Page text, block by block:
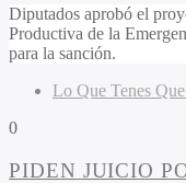
Diputados aprobó el
Productiva de la
para la sanción.
Lo Que Tenes
0
PIDEN JUICIO